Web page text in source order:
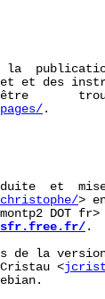
la
et des
.
et
>
DOT
.
de la
<